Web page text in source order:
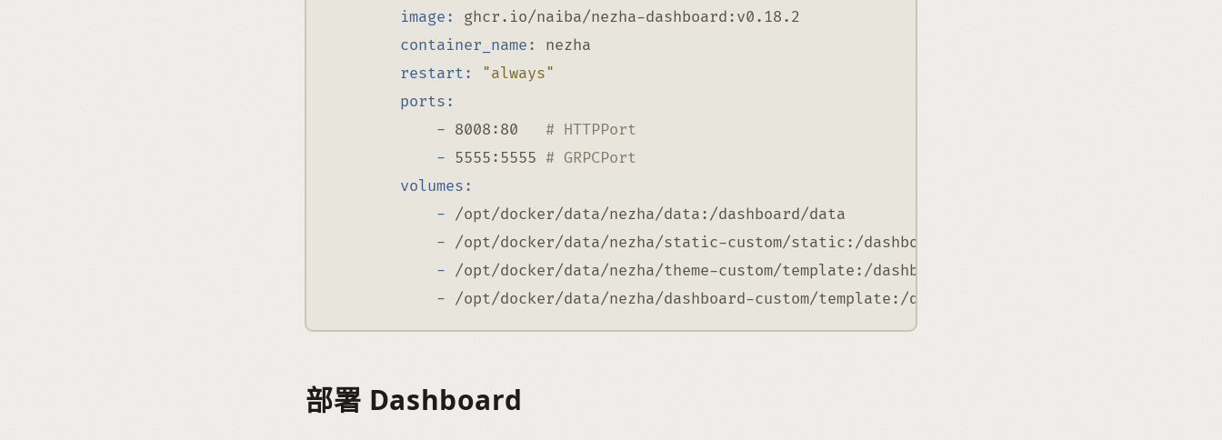
image:
ghcr.io/naiba/nezha-dashboard:v0.18.2
container_name:
nezha
restart:
"always"
ports:
- 8008:80 # HTTPPort
- 5555:5555 # GRPCPort
volumes:
- /opt/docker/data/nezha/data:/dashboard/data
- /opt/docker/data/nezha/static-custom/static:/dashboard/resource/static/custom:ro
- /opt/docker/data/nezha/theme-custom/template:/dashboard/resource/template/theme-
- /opt/docker/data/nezha/dashboard-custom/template:/dashboard/resource/template/
部署 Dashboard